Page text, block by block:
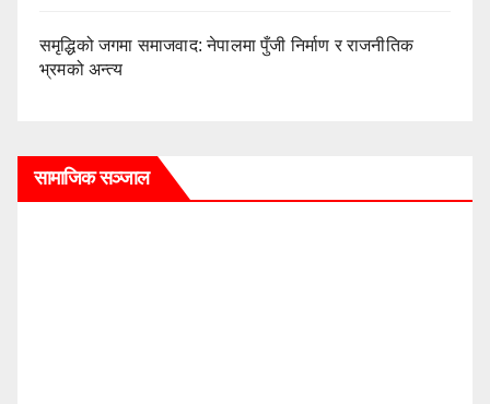
समृद्धिको जगमा समाजवाद: नेपालमा पुँजी निर्माण र राजनीतिक
भ्रमको अन्त्य
सामाजिक सञ्जाल